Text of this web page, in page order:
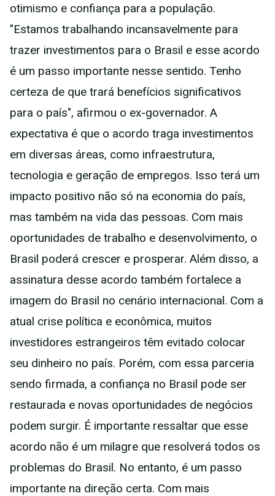
otimismo e confiança para a população.
"Estamos trabalhando incansavelmente para
trazer investimentos para o Brasil e esse acordo
é um passo importante nesse sentido. Tenho
certeza de que trará benefícios significativos
para o país", afirmou o ex-governador. A
expectativa é que o acordo traga investimentos
em diversas áreas, como infraestrutura,
tecnologia e geração de empregos. Isso terá um
impacto positivo não só na economia do país,
mas também na vida das pessoas. Com mais
oportunidades de trabalho e desenvolvimento, o
Brasil poderá crescer e prosperar. Além disso, a
assinatura desse acordo também fortalece a
imagem do Brasil no cenário internacional. Com a
atual crise política e econômica, muitos
investidores estrangeiros têm evitado colocar
seu dinheiro no país. Porém, com essa parceria
sendo firmada, a confiança no Brasil pode ser
restaurada e novas oportunidades de negócios
podem surgir. É importante ressaltar que esse
acordo não é um milagre que resolverá todos os
problemas do Brasil. No entanto, é um passo
importante na direção certa. Com mais